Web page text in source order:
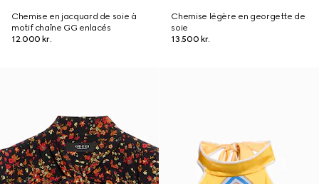
Chemise en jacquard de soie à
motif chaîne GG enlacés
12.000 kr.
Chemise légère en georgette de
soie
13.500 kr.